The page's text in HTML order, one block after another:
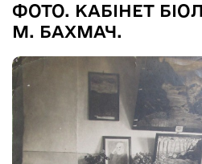
ФОТО. КАБІНЕТ
М. БАХМАЧ.